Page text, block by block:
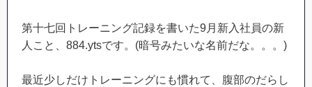
第十七回トレーニング記録を書いた9月新入社員の新
人こと、884.ytsです。(暗号みたいな名前だな。。。)
最近少しだけトレーニングにも慣れて、腹部のだらし